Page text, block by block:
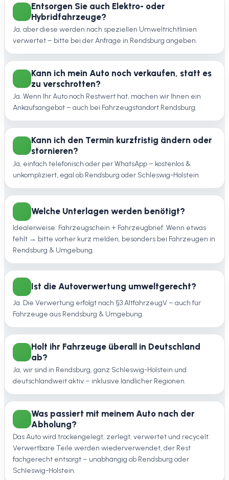
Entsorgen Sie auch Elektro- oder
Hybridfahrzeuge?
Ja, aber diese werden nach speziellen Umweltrichtlinien
verwertet – bitte bei der Anfrage in Rendsburg angeben.
Kann ich mein Auto noch verkaufen, statt es
zu verschrotten?
Ja. Wenn Ihr Auto noch Restwert hat, machen wir Ihnen ein
Ankaufsangebot – auch bei Fahrzeugstandort Rendsburg.
Kann ich den Termin kurzfristig ändern oder
stornieren?
Ja, einfach telefonisch oder per WhatsApp – kostenlos &
unkompliziert, egal ob Rendsburg oder Schleswig-Holstein.
Welche Unterlagen werden benötigt?
Idealerweise: Fahrzeugschein + Fahrzeugbrief. Wenn etwas
fehlt → bitte vorher kurz melden, besonders bei Fahrzeugen in
Rendsburg & Umgebung.
Ist die Autoverwertung umweltgerecht?
Ja. Die Verwertung erfolgt nach §3 AltfahrzeugV – auch für
Fahrzeuge aus Rendsburg & Umgebung.
Holt ihr Fahrzeuge überall in Deutschland
ab?
Ja, wir sind in Rendsburg, ganz Schleswig-Holstein und
deutschlandweit aktiv – inklusive ländlicher Regionen.
Was passiert mit meinem Auto nach der
Abholung?
Das Auto wird trockengelegt, zerlegt, verwertet und recycelt.
Verwertbare Teile werden wiederverwendet, der Rest
fachgerecht entsorgt – unabhängig ob Rendsburg oder
Schleswig-Holstein.